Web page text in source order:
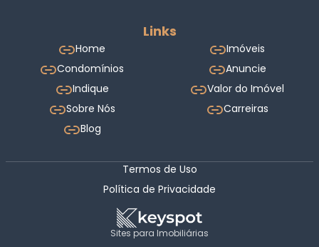
Links
Home
Imóveis
Condomínios
Anuncie
Indique
Valor do Imóvel
Sobre Nós
Carreiras
Blog
Termos de Uso
Política de Privacidade
Sites para Imobiliárias